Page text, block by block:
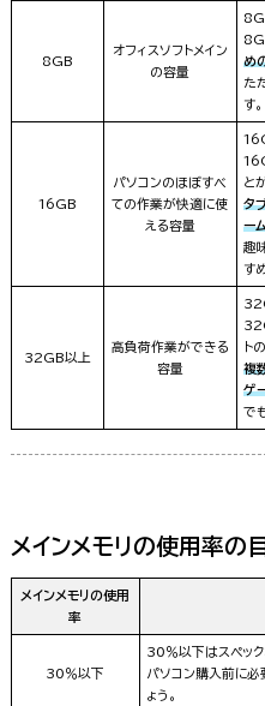
8GB
オフィスソフトメイン
の容量
め
た
す。
16GB
パソコンのほぼすべ
ての作業が快適に使
える容量
と
タ
ー
趣
す
32GB以上
高負荷作業ができる
容量
ト
複
ゲ
で
メインメモリの使用率の
メインメモリの使用
率
30％以下
30％以下はスペック
パソコン購入前に
ょう。